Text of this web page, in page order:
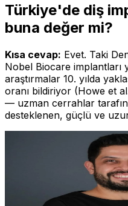
Türkiye'de diş
buna değer mi?
Kısa cevap: Evet. Taki
Nobel Biocare implantları
araştırmalar 10. yılda
oranı bildiriyor (Howe et
— uzman cerrahlar
desteklenen, güçlü ve